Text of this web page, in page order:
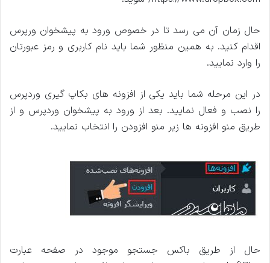
حال زمان آن می رسد تا در خصوص ورود به پیشخوان ورپرس
اقدام کنید. به همین منظور شما باید نام کاربری و رمز عبورتان
را وارد نمایید.
در این مرحله شما باید یکی از افزونه های بکاپ گیری وردپرس
را نصب و فعال نمایید. بعد از ورود به پیشخوان وردپرس و از
طریق منو افزونه ها زیر منو افزودن را انتخاب نمایید.
حال از طریق باکس جستجو موجود در صفحه عبارت